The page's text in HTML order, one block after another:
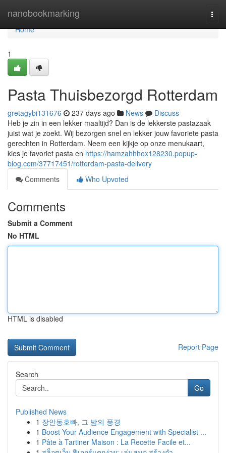
nanobookmarking
Home
Home
1
Pasta Thuisbezorgd Rotterdam
gretagybi131676 237 days ago News
Discuss
Heb je zin in een lekker maaltijd? Dan is de lekkerste pastazaak
juist wat je zoekt. Wij bezorgen snel en lekker jouw favoriete pasta
gerechten in Rotterdam. Neem een kijkje op onze menukaart,
kies je favoriet pasta en https://hamzahhhox128230.popup-
blog.com/37717451/rotterdam-pasta-delivery
Comments
Who Upvoted
Comments
Submit a Comment
No HTML
HTML is disabled
Report Page
Search
Go
Published News
1 장안동호빠, 그 밤의 풍경
1 Boost Your Audience Engagement with Specialist ...
1 Pâte à Tartiner Maison : La Recette Facile et...